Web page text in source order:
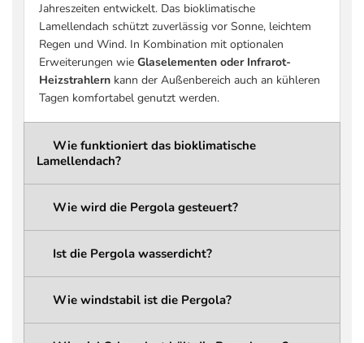
Maximale Schneelast
(praxisrelevant)
bis zu 207 kg/m² (größenabhängig –
siehe Tabelle Schneelast)
Schneelast Pergola-
Konstruktion
bis zu 936 kg/m² (größenabhängig –
siehe Tabelle Schneelast)
Schneelast
bis zu 207 kg/m² (größenabhängig –
Gesamthöhe
wählbar: 261,6 cm / 276,6 cm /
Durchgangshöhe
ca. 236,6 cm / 251,6 cm / 266,6 cm
(abhängig von der gewählten
Gesamthöhe)
Entwässerungssystem
Regenwassermanagement mit
verdeckten Kanälen und
Wasserabfluss über die Pergola-
Pfosten
Jahreszeiten entwickelt. Das bioklimatische
Lamellendach schützt zuverlässig vor Sonne, leichtem
Regen und Wind. In Kombination mit optionalen
Erweiterungen wie Glaselementen oder Infrarot-
Heizstrahlernkann der Außenbereich auch an kühleren
Tagen komfortabel genutzt werden.
Wie funktioniert das bioklimatische
Lamellendach?
Wie wird die Pergola gesteuert?
Ist die Pergola wasserdicht?
Wie windstabil ist die Pergola?